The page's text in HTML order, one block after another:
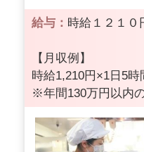
給与： 時給１２１０
【月収例】
時給1,210円×1日5時
※年間130万円以内